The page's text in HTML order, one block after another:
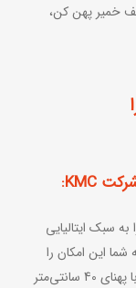
خمیر پهن کن،
نازک با پهنای 40 سانت را به سبک ایتالیایی
شما این امکان را
می‌دهد که بدون دخالت دست خمیرهای پیتزا را با پهنای 40 سانتی‌متر